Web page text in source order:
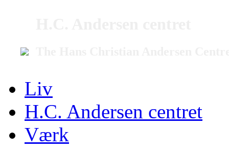
Liv
H.C. Andersen centret
Værk